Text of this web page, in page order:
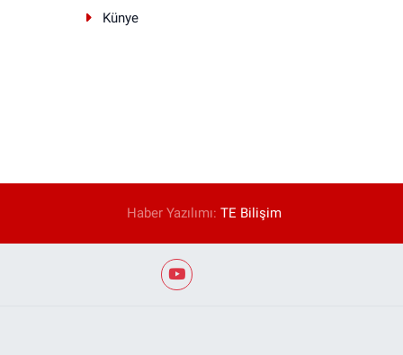
Künye
Haber Yazılımı:TE Bilişim